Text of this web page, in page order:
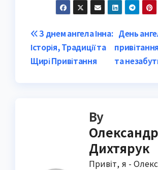
Post
navigation
День
та
З днем ангела Інна:
Історія, Традиції та
Щирі Привітання
By
Олександр
Дихтярук
Привіт, я -